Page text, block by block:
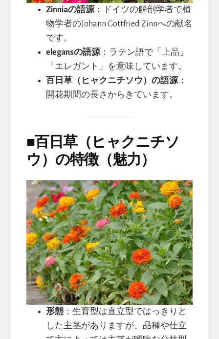
Zinniaの語源：ドイツの解剖学者で植
物学者のJohann Gottfried Zinnへの献名
です。
elegansの語源：ラテン語で「上品」
「エレガント」を意味しています。
百日草（ヒャクニチソウ）の語源：
開花期間の長さからきています。
■百日草（ヒャクニチソ
ウ）の特徴（魅力）
形態：生育型は直立型ではっきりと
した主茎がありますが、品種や仕立